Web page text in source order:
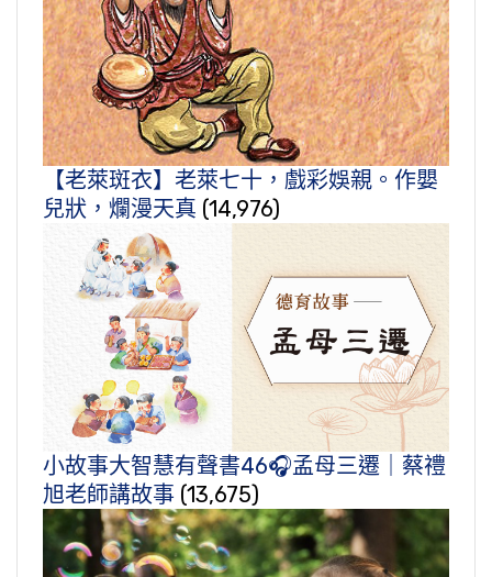
【老萊斑衣】老萊七十，戲彩娛親。作嬰
兒狀，爛漫天真 (14,976)
小故事大智慧有聲書46🎧孟母三遷｜蔡禮
旭老師講故事 (13,675)